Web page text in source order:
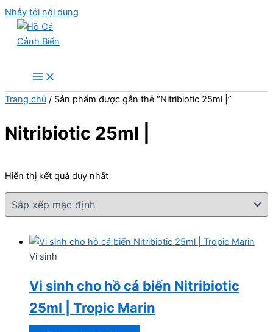
Nhảy tới nội dung
Trang chủ / Sản phẩm được gắn thẻ “Nitribiotic 25ml |”
Nitribiotic 25ml |
Hiển thị kết quả duy nhất
Vi sinh
Vi sinh cho hồ cá biển Nitribiotic
25ml | Tropic Marin